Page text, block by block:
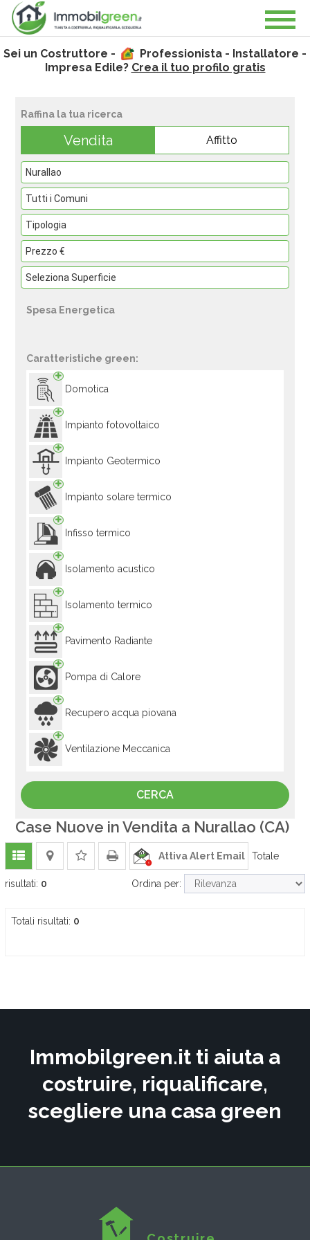
Sei un Costruttore -
Professionista - Installatore -
Impresa Edile? Crea il tuo profilo gratis
Raffina la tua ricerca
Vendita Affitto
Spesa Energetica
Caratteristiche green:
Domotica
Impianto fotovoltaico
Impianto Geotermico
Impianto solare termico
Infisso termico
Isolamento acustico
Isolamento termico
Pavimento Radiante
Pompa di Calore
Recupero acqua piovana
Ventilazione Meccanica
Case Nuove in Vendita a Nurallao (CA)
Attiva Alert Email Totale
risultati: 0 Ordina per:
Totali risultati: 0
Immobilgreen.it ti aiuta a
costruire, riqualificare,
scegliere una casa green